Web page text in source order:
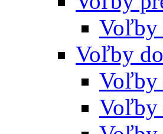
Voľby
Voľby
Voľby
Voľby